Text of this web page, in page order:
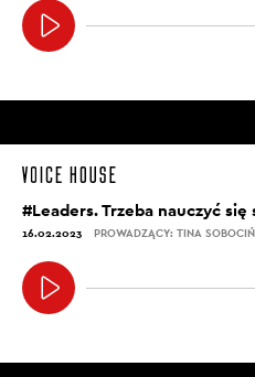
#Leaders. Trzeba nauczyć się
16.02.2023 PROWADZĄCY: TINA